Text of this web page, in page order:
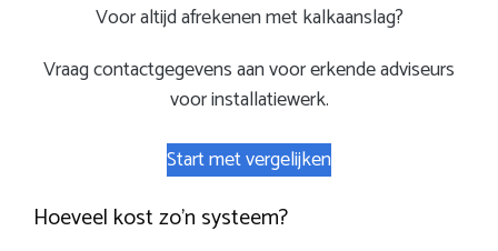
Voor altijd afrekenen met kalkaanslag?
Vraag contactgegevens aan voor erkende adviseurs
voor installatiewerk.
Start met vergelijken
Hoeveel kost zo’n systeem?